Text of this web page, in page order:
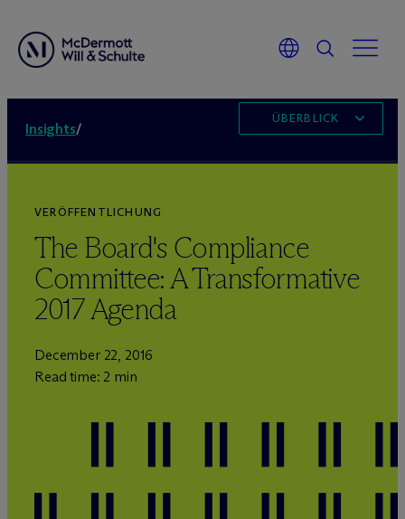
Insights/
ÜBERBLICK
VERÖFFENTLICHUNG
The Board's Compliance
Committee: A Transformative
2017 Agenda
December 22, 2016
Read time: 2 min